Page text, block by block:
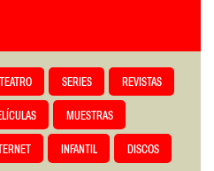
TEATRO SERIES REVISTAS
MUESTRAS
INFANTIL DISCOS